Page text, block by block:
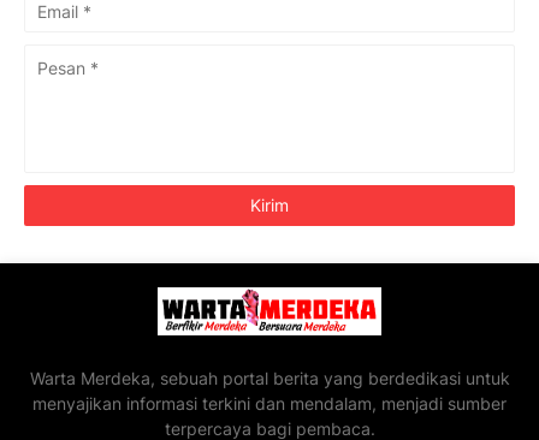
Warta Merdeka, sebuah portal berita yang berdedikasi untuk
menyajikan informasi terkini dan mendalam, menjadi sumber
terpercaya bagi pembaca.